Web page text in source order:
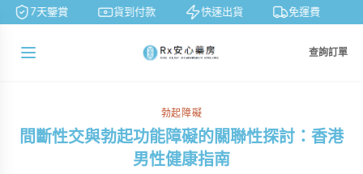
7天鑒賞 貨到付款 快速出貨 免運費
查詢訂單
勃起障礙
間斷性交與勃起功能障礙的關聯性探討：香港
男性健康指南